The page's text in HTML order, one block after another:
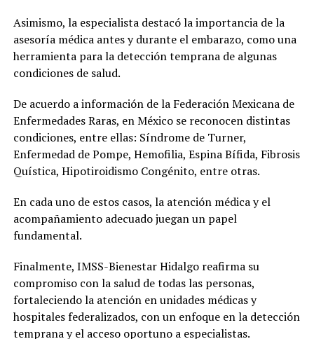
Asimismo, la especialista destacó la importancia de la
asesoría médica antes y durante el embarazo, como una
herramienta para la detección temprana de algunas
condiciones de salud.
De acuerdo a información de la Federación Mexicana de
Enfermedades Raras, en México se reconocen distintas
condiciones, entre ellas: Síndrome de Turner,
Enfermedad de Pompe, Hemofilia, Espina Bífida, Fibrosis
Quística, Hipotiroidismo Congénito, entre otras.
En cada uno de estos casos, la atención médica y el
acompañamiento adecuado juegan un papel
fundamental.
Finalmente, IMSS-Bienestar Hidalgo reafirma su
compromiso con la salud de todas las personas,
fortaleciendo la atención en unidades médicas y
hospitales federalizados, con un enfoque en la detección
temprana y el acceso oportuno a especialistas.